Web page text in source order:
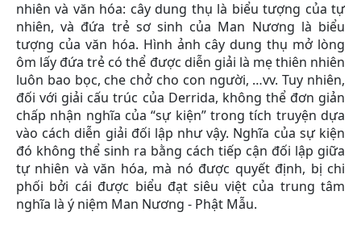
nhiên và văn hóa: cây dung thụ là biểu tượng của tự
nhiên, và đứa trẻ sơ sinh của Man Nương là biểu
tượng của văn hóa. Hình ảnh cây dung thụ mở lòng
ôm lấy đứa trẻ có thể được diễn giải là mẹ thiên nhiên
luôn bao bọc, che chở cho con người, …vv. Tuy nhiên,
đối với giải cấu trúc của Derrida, không thể đơn giản
chấp nhận nghĩa của “sự kiện” trong tích truyện dựa
vào cách diễn giải đối lập như vậy. Nghĩa của sự kiện
đó không thể sinh ra bằng cách tiếp cận đối lập giữa
tự nhiên và văn hóa, mà nó được quyết định, bị chi
phối bởi cái được biểu đạt siêu việt của trung tâm
nghĩa là ý niệm Man Nương - Phật Mẫu.